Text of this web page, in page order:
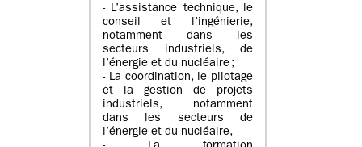
- L’assistance technique, le
conseil et l’ingénierie,
notamment dans les
secteurs industriels, de
l’énergie et du nucléaire ;
- La coordination, le pilotage
et la gestion de projets
industriels, notamment
dans les secteurs de
l’énergie et du nucléaire,